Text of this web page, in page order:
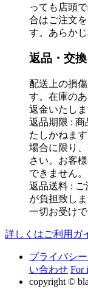
っても店頭
合はご注文
す。あらか
返品・交
配送上の損
す。在庫の
返金いたしま
返品期限 :
たしかねま
場合に限り
さい。お客
できません。
返品送料 :
が負担致し
一切お受けで
詳しくはご利用ガ
プライバシ
い合わせ For
copyright ©